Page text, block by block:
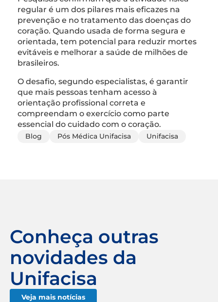
regular é um dos pilares mais eficazes na
prevenção e no tratamento das doenças do
coração. Quando usada de forma segura e
orientada, tem potencial para reduzir mortes
evitáveis e melhorar a saúde de milhões de
brasileiros.
O desafio, segundo especialistas, é garantir
que mais pessoas tenham acesso à
orientação profissional correta e
compreendam o exercício como parte
essencial do cuidado com o coração.
Blog Pós Médica Unifacisa Unifacisa
Conheça outras
novidades da
Unifacisa
Veja mais notícias